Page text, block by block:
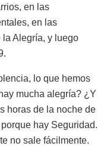
en las
en las
Alegría, y luego
lo que hemos
mucha alegría? ¿Y
horas de la noche de
hay Seguridad.
no sale fácilmente.